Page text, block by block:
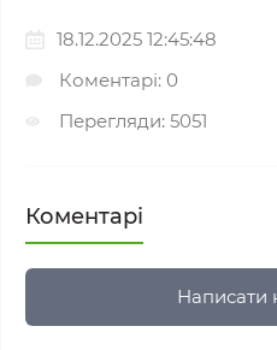
18.12.2025 12:45:48
Коментарі: 0
Перегляди: 5051
Коментарі
Написати